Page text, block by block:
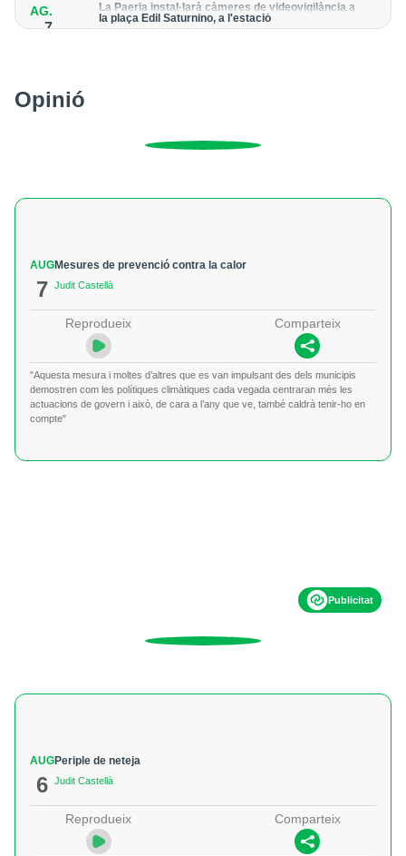
AG.
7
La Paeria instal·larà càmeres de videovigilància a
la plaça Edil Saturnino, a l'estació
Opinió
AUG
7
Mesures de prevenció contra la calor
Judit Castellà
Reprodueix Comparteix
"Aquesta mesura i moltes d’altres que es van impulsant des dels municipis
demostren com les polítiques climàtiques cada vegada centraran més les
actuacions de govern i això, de cara a l’any que ve, també caldrà tenir-ho en
compte"
Publicitat
AUG
6
Periple de neteja
Judit Castellà
Reprodueix Comparteix